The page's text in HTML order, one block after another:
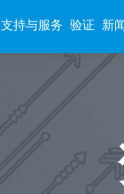
支持与服务 验证 新